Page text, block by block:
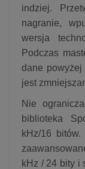
indziej.
nagranie,
wersja
Podczas
dane
jest
Nie
biblioteka
kHz/16
kHz / 24 bity i